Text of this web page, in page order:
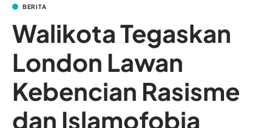
BERITA
Walikota Tegaskan
London Lawan
Kebencian Rasisme
dan Islamofobia